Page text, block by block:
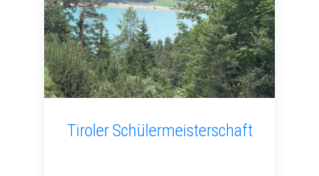
Tiroler Schülermeisterschaft